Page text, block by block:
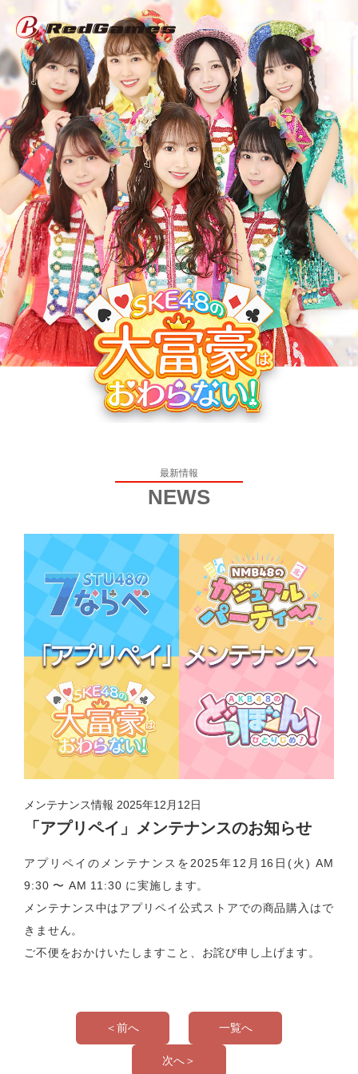
NEWS
最新情報
メンテナンス情報 2025年12月12日
「アプリペイ」メンテナンスのお知らせ
アプリペイのメンテナンスを2025年12月16日(火) AM
9:30 〜 AM 11:30 に実施します。
メンテナンス中はアプリペイ公式ストアでの商品購入はで
きません。
ご不便をおかけいたしますこと、お詫び申し上げます。
＜前へ 一覧へ
次へ＞